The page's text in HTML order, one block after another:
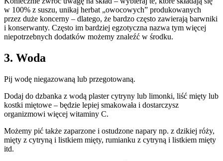
w 100% z suszu, unikaj herbat „owocowych” produkowanych
przez duże koncerny – dlatego, że bardzo często zawierają barwniki
i konserwanty. Często im bardziej egzotyczna nazwa tym więcej
niepotrzebnych dodatków możemy znaleźć w środku.
3. Woda
Pij wodę niegazowaną lub przegotowaną.
Dodaj do dzbanka z wodą plaster cytryny lub limonki, liść mięty lub
kostki miętowe – będzie lepiej smakowała i dostarczysz
organizmowi więcej witaminy C.
Możemy pić także zaparzone i ostudzone napary np. z dzikiej róży,
mięty z cytryną i listkiem mięty, rumianku z cytryną i listkiem mięty
itd.